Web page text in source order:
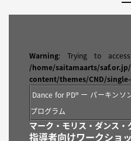
Warning: Trying to
/home/saitamaarts/
content/themes/CND/
Dance for PD® ー パーキンソ
プログラム
マーク・モリス・ダンス・
指導者向けワークショ